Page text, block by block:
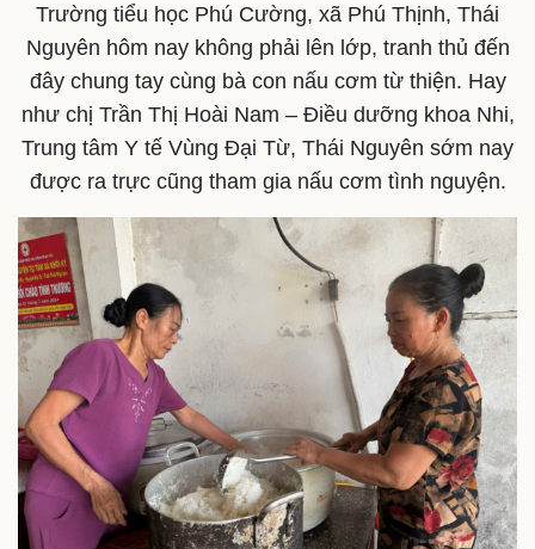
Trường tiểu học Phú Cường, xã Phú Thịnh, Thái
Nguyên hôm nay không phải lên lớp, tranh thủ đến
đây chung tay cùng bà con nấu cơm từ thiện. Hay
như chị Trần Thị Hoài Nam – Điều dưỡng khoa Nhi,
Trung tâm Y tế Vùng Đại Từ, Thái Nguyên sớm nay
được ra trực cũng tham gia nấu cơm tình nguyện.